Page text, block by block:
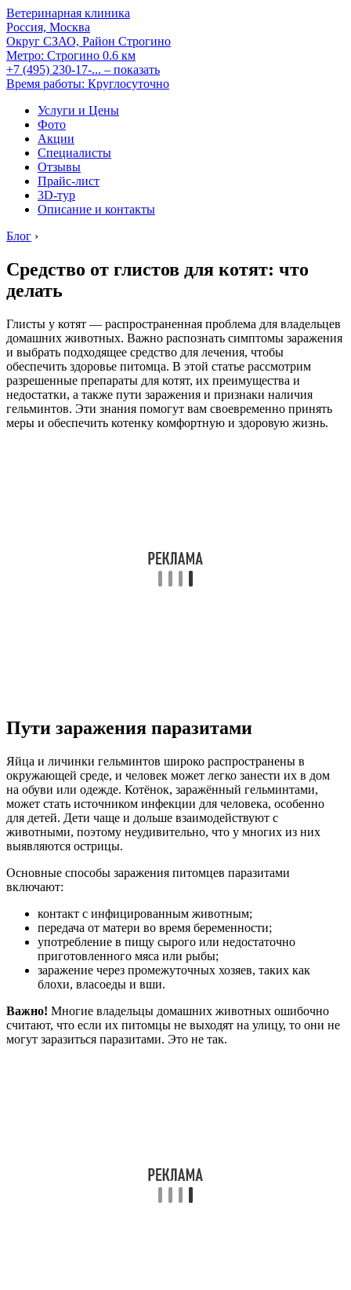
Ветеринарная клиника
Россия, Москва
Округ СЗАО, Район Строгино
Метро: Строгино 0.6 км
+7 (495) 230-17-... – показать
Время работы: Круглосуточно
Услуги и Цены
Фото
Акции
Специалисты
Отзывы
Прайс-лист
3D-тур
Описание и контакты
Блог ›
Средство от глистов для котят: что
делать
Глисты у котят — распространенная проблема для владельцев
домашних животных. Важно распознать симптомы заражения
и выбрать подходящее средство для лечения, чтобы
обеспечить здоровье питомца. В этой статье рассмотрим
разрешенные препараты для котят, их преимущества и
недостатки, а также пути заражения и признаки наличия
гельминтов. Эти знания помогут вам своевременно принять
меры и обеспечить котенку комфортную и здоровую жизнь.
Пути заражения паразитами
Яйца и личинки гельминтов широко распространены в
окружающей среде, и человек может легко занести их в дом
на обуви или одежде. Котёнок, заражённый гельминтами,
может стать источником инфекции для человека, особенно
для детей. Дети чаще и дольше взаимодействуют с
животными, поэтому неудивительно, что у многих из них
выявляются острицы.
Основные способы заражения питомцев паразитами
включают:
контакт с инфицированным животным;
передача от матери во время беременности;
употребление в пищу сырого или недостаточно
приготовленного мяса или рыбы;
заражение через промежуточных хозяев, таких как
блохи, власоеды и вши.
Важно! Многие владельцы домашних животных ошибочно
считают, что если их питомцы не выходят на улицу, то они не
могут заразиться паразитами. Это не так.